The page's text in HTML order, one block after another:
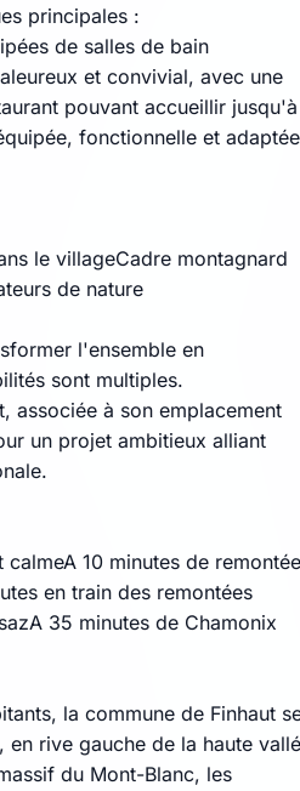
principales :
de salles de bain
et convivial, avec une
pouvant accueillir jusqu'à
fonctionnelle et adaptée
le villageCadre montagnard
de nature
l'ensemble en
sont multiples.
associée à son emplacement
un projet ambitieux alliant
10 minutes de
en train des remontées
35 minutes de Chamonix
la commune de Finhaut
rive gauche de la haute
du Mont-Blanc, les